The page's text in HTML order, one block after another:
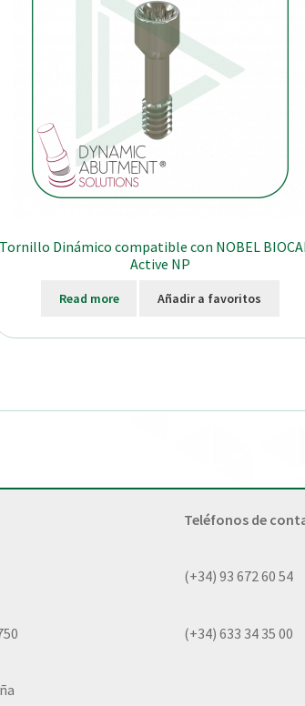
Tornillo Dinámico compatible con NOBEL
Active NP
Read more Añadir a favoritos
Teléfonos de
(+34) 93 672 60 54
(+34) 633 34 35 00